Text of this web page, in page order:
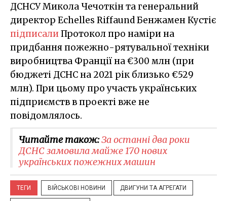
ДСНСУ Микола Чечоткін та генеральний
директор Echelles Riffaund Бенжамен Кустіє
підписалиПротокол про наміри на
придбання пожежно-рятувальної техніки
виробництва Франції на €300 млн (при
бюджеті ДСНС на 2021 рік близько €529
млн). При цьому про участь українських
підприємств в проекті вже не
повідомлялось.
Читайте також:За останні два роки
ДСНС замовила майже 170 нових
українських пожежних машин
ТЕГИ ВІЙСЬКОВІ НОВИНИ ДВИГУНИ ТА АГРЕГАТИ